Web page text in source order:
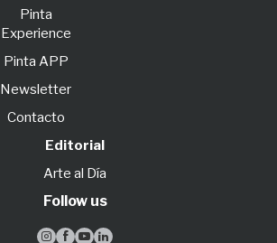
Pinta
Experience
Pinta APP
Newsletter
Contacto
Editorial
Arte al Día
Follow us
   